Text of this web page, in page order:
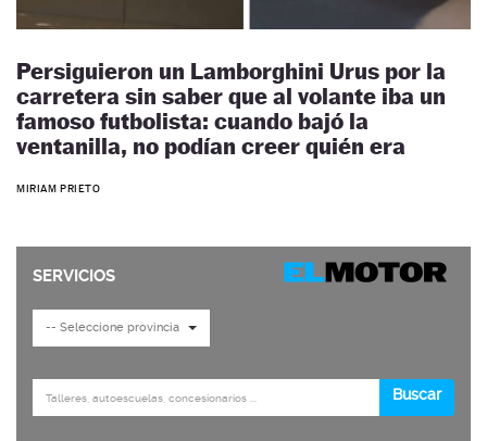
Persiguieron un Lamborghini Urus por la
carretera sin saber que al volante iba un
famoso futbolista: cuando bajó la
ventanilla, no podían creer quién era
MIRIAM PRIETO